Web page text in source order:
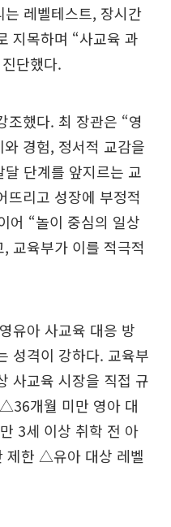
는 레벨테스트, 장시간
지목하며 “사교육 과
단했다.
조했다. 최 장관은 “영
경험, 정서적 교감을
단계를 앞지르는 교
뜨리고 성장에 부정적
어 “놀이 중심의 일상
교육부가 이를 적극적
유아 사교육 대응 방
성격이 강하다. 교육부
사교육 시장을 직접 규
개월 미만 영아 대
3세 이상 취학 전 아
제한 △유아 대상 레벨